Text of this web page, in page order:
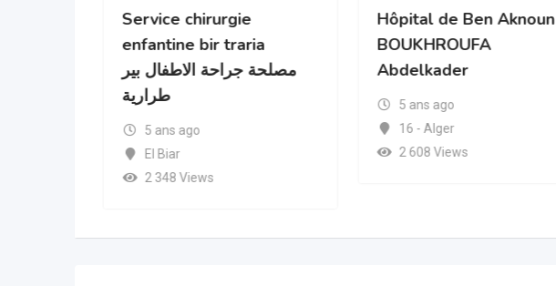
Service chirurgie
enfantine bir traria
مصلحة جراحة الاطفال بير
طرارية
5 ans ago
El Biar
2 348 Views
Hôpital de Ben Aknoun
BOUKHROUFA
Abdelkader
5 ans ago
16 - Alger
2 608 Views